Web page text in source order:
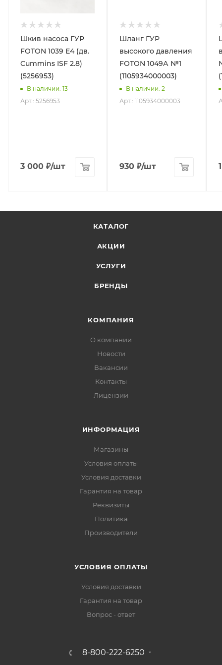
Шкив насоса ГУР
FOTON 1039 Е4 (дв.
Cummins ISF 2.8)
(5256953)
В наличии: 13
Арт.: 5256953
3 000 ₽/шт
Шланг ГУР
высокого давления
FOTON 1049А №1
(1105934000003)
В наличии: 2
Арт.: 1105934000003
930 ₽/шт
КАТАЛОГ
АКЦИИ
УСЛУГИ
БРЕНДЫ
КОМПАНИЯ
О компании
Новости
Вакансии
Контакты
Лицензии
ИНФОРМАЦИЯ
Магазины
Условия оплаты
Условия доставки
Гарантия на товар
Реквизиты
Политика
Производители
УСЛОВИЯ ОПЛАТЫ
Условия доставки
Гарантия на товар
Вопрос - ответ
8-800-222-6250